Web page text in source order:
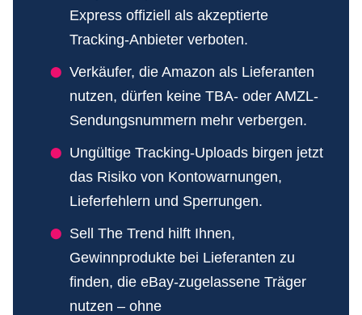
Express offiziell als akzeptierte
Tracking-Anbieter verboten.
Verkäufer, die Amazon als Lieferanten
nutzen, dürfen keine TBA- oder AMZL-
Sendungsnummern mehr verbergen.
Ungültige Tracking-Uploads birgen jetzt
das Risiko von Kontowarnungen,
Lieferfehlern und Sperrungen.
Sell The Trend hilft Ihnen,
Gewinnprodukte bei Lieferanten zu
finden, die eBay-zugelassene Träger
nutzen – ohne